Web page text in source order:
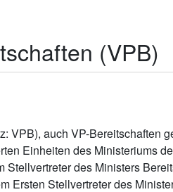
(VPB)
VPB), auch VP-Bereitschaften
Einheiten des Ministeriums
Stellvertreter des Ministers
Ersten Stellvertreter des